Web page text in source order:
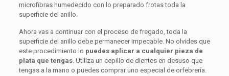
microfibras humedecido con lo preparado frotas toda la
superficie del anillo.
Ahora vas a continuar con el proceso de fregado, toda la
superficie del anillo debe permanecer impecable. No olvides que
este procedimiento lo puedes aplicar a cualquier pieza de
plata que tengas. Utiliza un cepillo de dientes en desuso que
tengas a la mano o puedes comprar uno especial de orfebrería.